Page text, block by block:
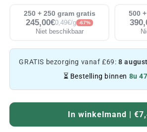
250 + 250 gram gratis
245,00€0,49€/g -67%
Niet beschikbaar
500
GRATIS bezorging vanaf £69:8
⏳ Bestelling binnen 8u
In winkelmand |